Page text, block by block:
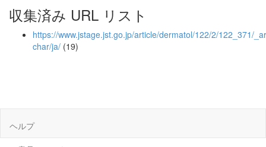
収集済み URL リスト
https://www.jstage.jst.go.jp/article/dermatol/122/2/122_371/
char/ja/ (19)
ヘルプ